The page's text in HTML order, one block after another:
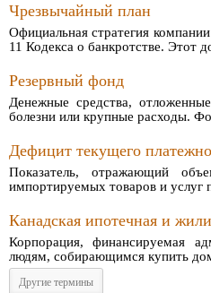
Чрезвычайный план
Официальная стратегия
11 Кодекса о банкротстве. Этот
Резервный фонд
Денежные средства,
болезни или крупные расходы.
Дефицит текущего
Показатель, отражающий
импортируемых товаров и услуг
Канадская ипотечная и
Корпорация, финансируемая
людям, собирающимся купить
Другие термины